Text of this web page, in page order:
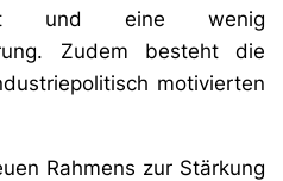
und eine wenig
Zudem besteht die
motivierten
Rahmens zur Stärkung